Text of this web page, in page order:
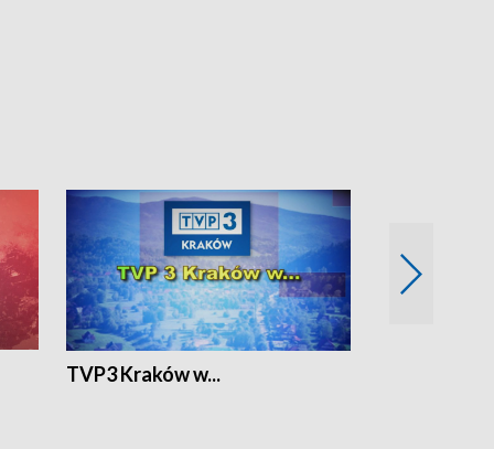
TVP3 Kraków w...